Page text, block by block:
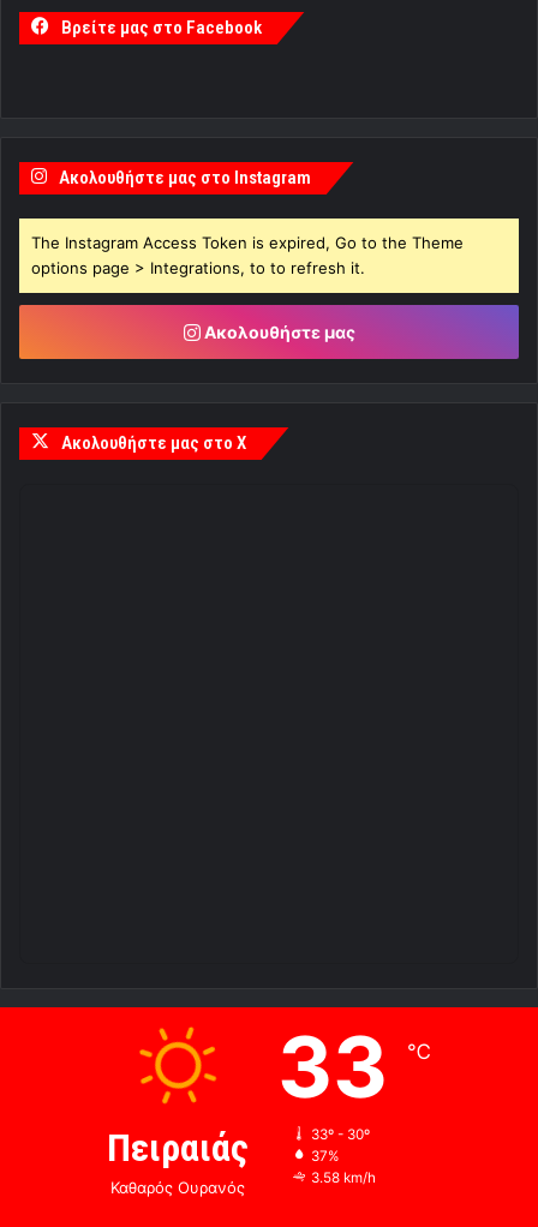
Βρείτε μας στο Facebook
Ακολουθήστε μας στο Instagram
The Instagram Access Token is expired, Go to the Theme
options page > Integrations, to to refresh it.
Ακολουθήστε μας
Ακολουθήστε μας στο X
Πειραιάς
Καθαρός Ουρανός
33 ℃
33º - 30º
37%
3.58 km/h